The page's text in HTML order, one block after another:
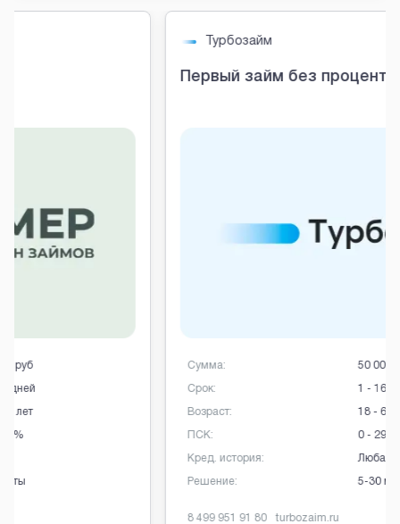
Первый займ без процентов
50 000 руб
1 - 168 дней
18 - 65 лет
Любая
5-30 мин
turbozaim.ru